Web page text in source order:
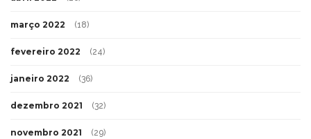
março 2022 (18)
fevereiro 2022 (24)
janeiro 2022 (36)
dezembro 2021 (32)
novembro 2021 (29)